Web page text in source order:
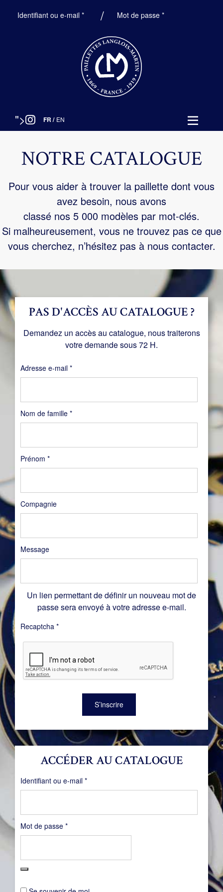
Identifiant ou e-mail *ObligatoireMot de passe*Obligatoire
"> FR / EN
NOTRE CATALOGUE
Pour vous aider à trouver la paillette dont vous
avez besoin, nous avons
classé nos 5 000 modèles par mot-clés.
Si malheureusement, vous ne trouvez pas ce que
vous cherchez, n’hésitez pas à nous contacter.
ACCÉDER AU CATALOGUE
Identifiant ou e-mail *Obligatoire
Mot de passe *Obligatoire
Nom de famille *
Prénom *
Compagnie
Message
PAS D'ACCÈS AU CATALOGUE ?
Demandez un accès au catalogue, nous traiterons
votre demande sous 72 H.
Adresse e-mail *Obligatoire
Un lien permettant de définir un nouveau mot de
passe sera envoyé à votre adresse e-mail.
Recaptcha *
S’inscrire